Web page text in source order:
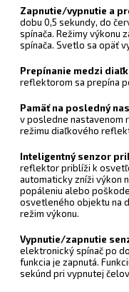
Zapnutie/vypnutie a
dobu 0,5 sekundy, do
spínača. Režimy výkonu
spínača. Svetlo sa opäť
Prepínanie medzi
reflektorom sa prepína
Pamäť na posledný
v posledne nastavenom
režimu diaľkového
Inteligentný senzor
reflektor priblíži k
automaticky zníži výkon
popáleniu alebo
osvetleného objektu na
režim výkonu.
Vypnutie/zapnutie
elektronický spínač po
funkcia je zapnutá.
sekúnd pri vypnutej